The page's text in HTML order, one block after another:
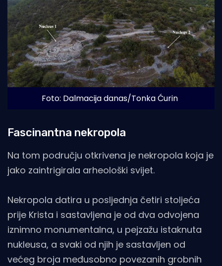
Foto: Dalmacija danas/Tonka Ćurin
Fascinantna nekropola
Na tom području otkrivena je nekropola koja je
jako zaintrigirala arheološki svijet.
Nekropola datira u posljednja četiri stoljeća
prije Krista i sastavljena je od dva odvojena
iznimno monumentalna, u pejzažu istaknuta
nukleusa, a svaki od njih je sastavljen od
većeg broja međusobno povezanih grobnih